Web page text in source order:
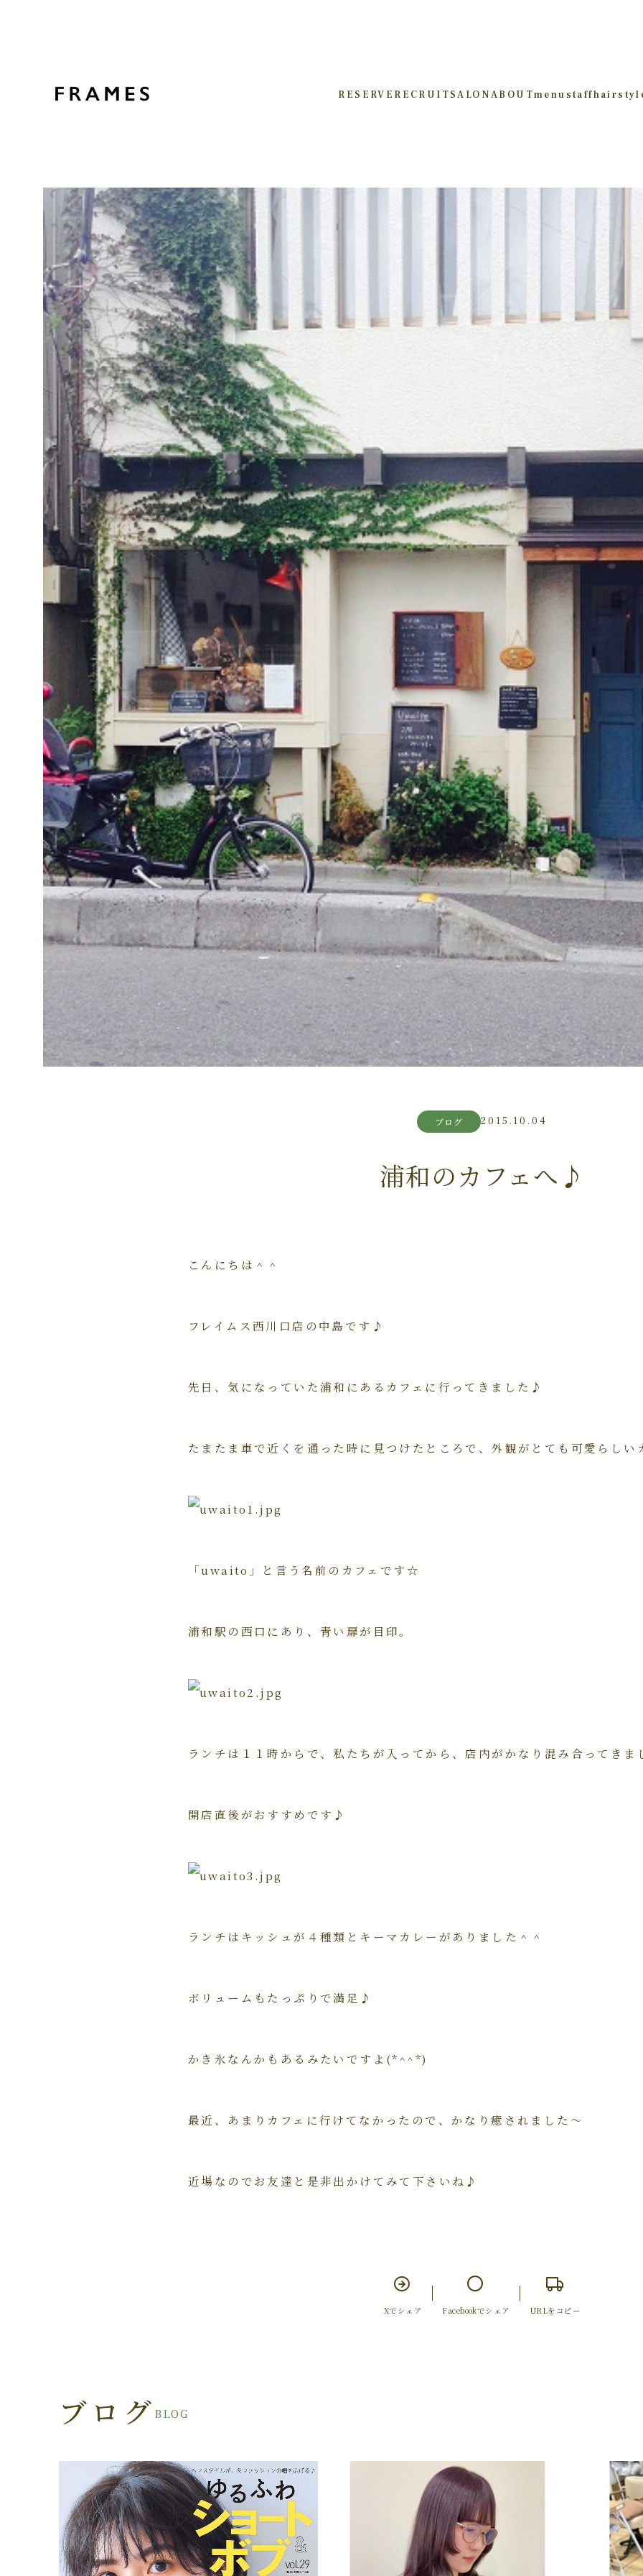
RESERVE RECRUITSALONABOUTmenu staff
ブログ 2015.10.04
浦和のカフェへ♪
こんにちは＾＾
フレイムス西川口店の中島です♪
先日、気になっていた浦和にあるカフェに行ってきました♪
たまたま車で近くを通った時に見つけたところで、外観がとても可愛らし
「uwaito」と言う名前のカフェです☆
浦和駅の西口にあり、青い扉が目印。
ランチは１１時からで、私たちが入ってから、店内がかなり混み合ってきま
開店直後がおすすめです♪
ランチはキッシュが４種類とキーマカレーがありました＾＾
ボリュームもたっぷりで満足♪
かき氷なんかもあるみたいですよ(*^^*)
最近、あまりカフェに行けてなかったので、かなり癒されました～
近場なのでお友達と是非出かけてみて下さいね♪
Xでシェア Facebookでシェア URLをコピー
BLOG
ブログ